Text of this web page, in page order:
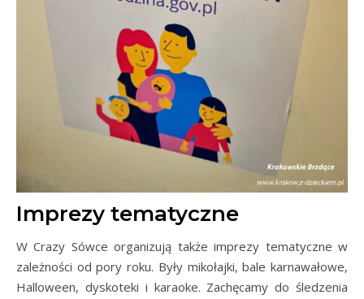
Imprezy tematyczne
W Crazy Sówce organizują także imprezy tematyczne w
zależności od pory roku. Były mikołajki, bale karnawałowe,
Halloween, dyskoteki i karaoke. Zachęcamy do śledzenia